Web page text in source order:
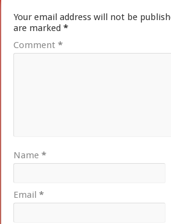
Your email address will not be
are marked*
Comment*
Name*
Email*